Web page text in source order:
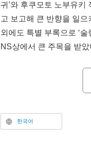
귀’와 후쿠모토 노부유키
고 보고해 큰 반향을 일으
외에도 특별 부록으로 ‘
NS상에서 큰 주목을 받았
인공 이토 카이지(성우:
츠카야마 마사네)가 등장
한국어